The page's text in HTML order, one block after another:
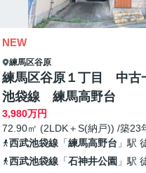
NEW
練馬区谷原
練馬区谷原１丁目 中
池袋線 練馬高野台
3,980万円
72.90㎡ (2LDK＋S(納戸)) /築23
西武池袋線「練馬高野台 」駅
西武池袋線「石神井公園 」駅